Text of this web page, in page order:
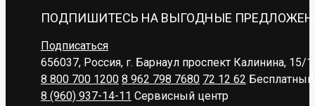
ПОДПИШИТЕСЬ НА ВЫГОДНЫЕ
Подписаться
656037, Россия, г. Барнаул проспект Калинина, 15/1
8 800 700 1200 8 962 798 7680 72 12 62
8 (960) 937-14-11 Сервисный центр